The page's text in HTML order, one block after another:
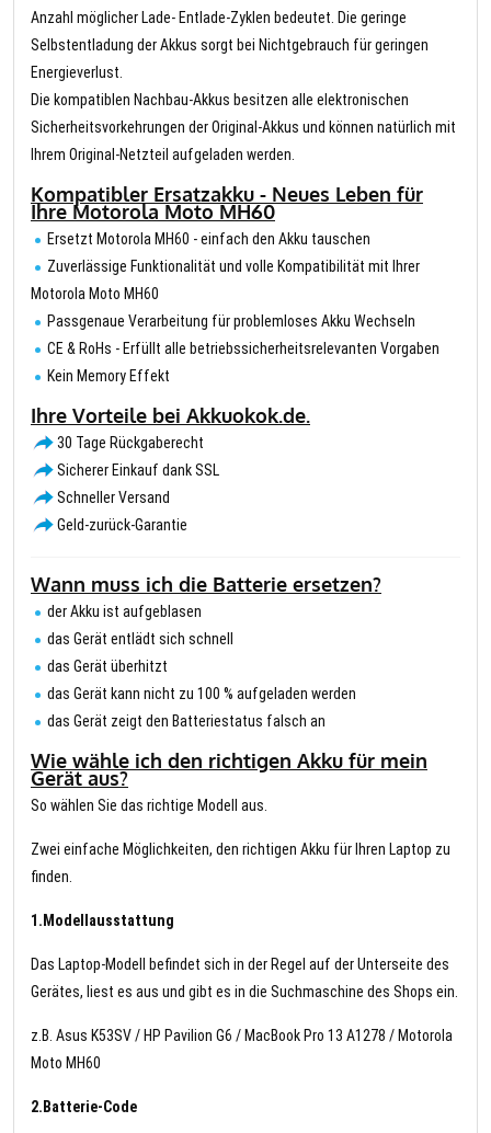
Anzahl möglicher Lade- Entlade-Zyklen bedeutet. Die geringe
Selbstentladung der Akkus sorgt bei Nichtgebrauch für geringen
Energieverlust.
Die kompatiblen Nachbau-Akkus besitzen alle elektronischen
Sicherheitsvorkehrungen der Original-Akkus und können natürlich mit
Ihrem Original-Netzteil aufgeladen werden.
Kompatibler Ersatzakku - Neues Leben für
Ihre Motorola Moto MH60
Ersetzt Motorola MH60 - einfach den Akku tauschen
Zuverlässige Funktionalität und volle Kompatibilität mit Ihrer
Motorola Moto MH60
Passgenaue Verarbeitung für problemloses Akku Wechseln
CE & RoHs - Erfüllt alle betriebssicherheitsrelevanten Vorgaben
Kein Memory Effekt
Ihre Vorteile bei Akkuokok.de.
30 Tage Rückgaberecht
Sicherer Einkauf dank SSL
Schneller Versand
Geld-zurück-Garantie
Wann muss ich die Batterie ersetzen?
der Akku ist aufgeblasen
das Gerät entlädt sich schnell
das Gerät überhitzt
das Gerät kann nicht zu 100 % aufgeladen werden
das Gerät zeigt den Batteriestatus falsch an
Wie wähle ich den richtigen Akku für mein
Gerät aus?
So wählen Sie das richtige Modell aus.
Zwei einfache Möglichkeiten, den richtigen Akku für Ihren Laptop zu
finden.
1.Modellausstattung
Das Laptop-Modell befindet sich in der Regel auf der Unterseite des
Gerätes, liest es aus und gibt es in die Suchmaschine des Shops ein.
z.B. Asus K53SV / HP Pavilion G6 / MacBook Pro 13 A1278 / Motorola
Moto MH60
2.Batterie-Code